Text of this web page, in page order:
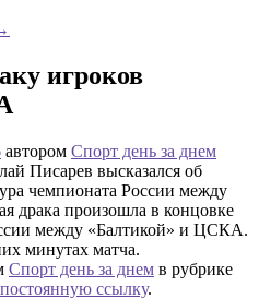
игроков
автором Спорт день за днем
Писарев высказался об
чемпионата России между
драка произошла в концовке
между «Балтикой» и ЦСКА.
минутах матча.
Спорт день за днем в рубрике
постоянную ссылку.